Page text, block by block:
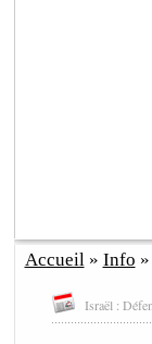
Accueil» Info »
Israël :